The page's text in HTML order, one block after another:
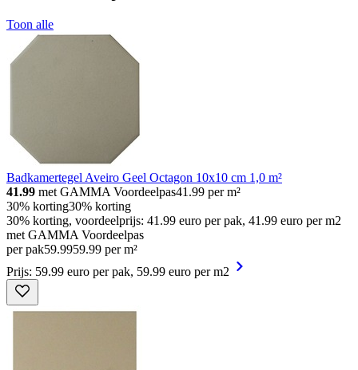
Toon alle
Badkamertegel Aveiro Geel Octagon 10x10 cm 1,0 m²
41.99 met GAMMA Voordeelpas41.99 per m²
30% korting30% korting
30% korting, voordeelprijs: 41.99 euro per pak, 41.99 euro per m2
met GAMMA Voordeelpas
per pak59.9959.99 per m²
Prijs: 59.99 euro per pak, 59.99 euro per m2